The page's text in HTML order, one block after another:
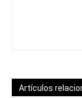
Artículos